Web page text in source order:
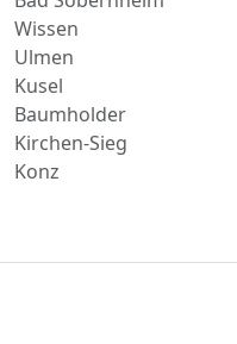
Direktfahrt nach
Bad Sobernheim
Wissen
Ulmen
Kusel
Baumholder